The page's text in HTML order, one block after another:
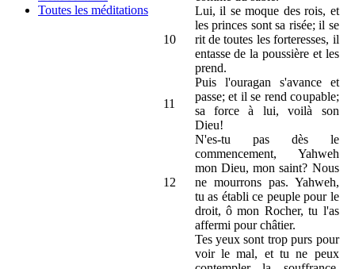
Toutes les méditations
10
Lui, il se moque des rois, et
les princes sont sa risée; il se
rit de toutes les forteresses, il
entasse de la poussière et les
prend.
11
Puis l'ouragan s'avance et
passe; et il se rend coupable;
sa force à lui, voilà son
Dieu!
12
N'es-tu pas dès le
commencement, Yahweh
mon Dieu, mon saint? Nous
ne mourrons pas. Yahweh,
tu as établi ce peuple pour le
droit, ô mon Rocher, tu l'as
affermi pour châtier.
Tes yeux sont trop purs pour
voir le mal, et tu ne peux